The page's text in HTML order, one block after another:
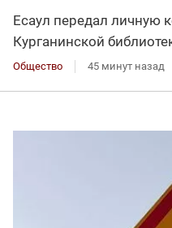
Есаул передал личную
Курганинской
Общество 45 минут назад